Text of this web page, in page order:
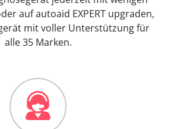
auf autoaid EXPERT upgraden,
mit voller Unterstützung für
alle 35 Marken.